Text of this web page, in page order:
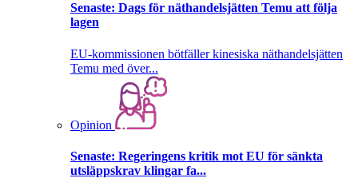
Senaste: Dags för näthandelsjätten Temu att följa
lagen
EU-kommissionen bötfäller kinesiska näthandelsjätten
Temu med över...
Opinion
Senaste: Regeringens kritik mot EU för sänkta
utsläppskrav klingar fa...